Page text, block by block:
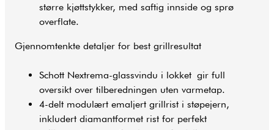
større kjøttstykker, med saftig innside og sprø
overflate.
Gjennomtenkte detaljer for best grillresultat
Schott Nextrema-glassvindu i lokket gir full
oversikt over tilberedningen uten varmetap.
4-delt modulært emaljert grillrist i støpejern,
inkludert diamantformet rist for perfekt